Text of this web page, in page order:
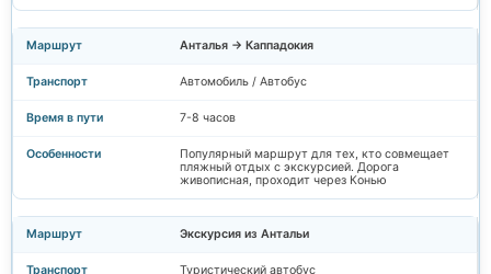
Анталья → Каппадокия
Автомобиль / Автобус
7-8 часов
Популярный маршрут для тех, кто совмещает
пляжный отдых с экскурсией. Дорога
живописная, проходит через Конью
Экскурсия из Антальи
Туристический автобус